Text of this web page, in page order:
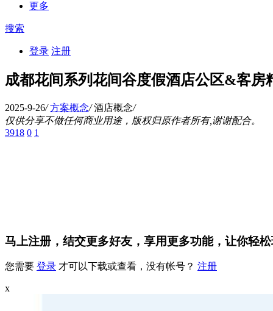
更多
搜索
登录 注册
成都花间系列花间谷度假酒店公区&客房
2025-9-26/ 方案概念/ 酒店概念/
仅供分享不做任何商业用途，版权归原作者所有,谢谢配合。
3918 0 1
马上注册，结交更多好友，享用更多功能，让你轻
您需要 登录 才可以下载或查看，没有帐号？ 注册
x